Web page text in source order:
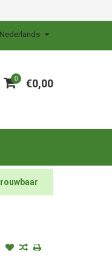
Nederlands
0 €0,00